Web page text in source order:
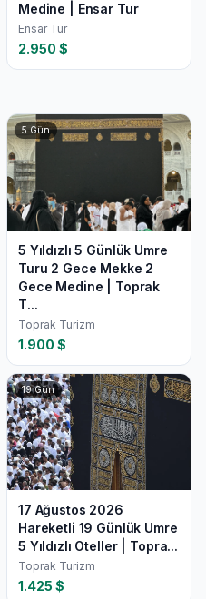
Medine | Ensar Tur
Ensar Tur
2.950 $
5Gün
5 Yıldızlı 5 Günlük Umre
Turu 2 Gece Mekke 2
Gece Medine | Toprak
T...
Toprak Turizm
1.900 $
19Gün
17 Ağustos 2026
Hareketli 19 Günlük Umre
5 Yıldızlı Oteller | Topra...
Toprak Turizm
1.425 $